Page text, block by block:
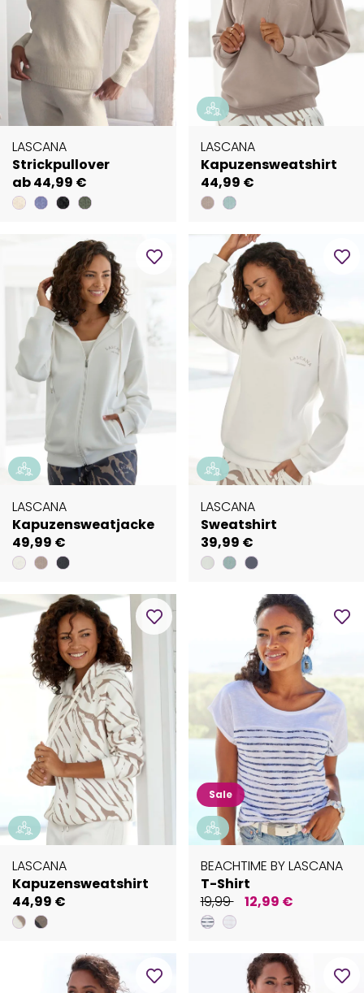
LASCANA
Strickpullover
ab 44,99 €
LASCANA
Kapuzensweatshirt
44,99 €
LASCANA
Kapuzensweatjacke
49,99 €
LASCANA
Sweatshirt
39,99 €
LASCANA
Kapuzensweatshirt
44,99 €
Sale
BEACHTIME BY LASCANA
T-Shirt
19,99 12,99 €